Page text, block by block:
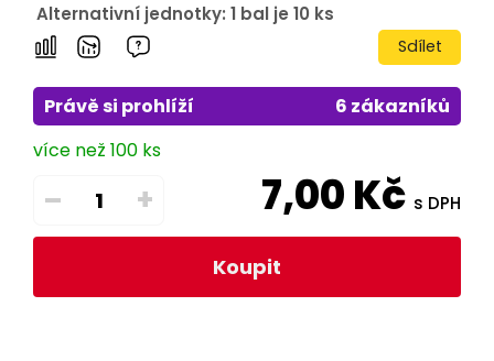
Alternativní jednotky: 1 bal je 10 ks
Sdílet
Právě si prohlíží
6 zákazníků
více než 100 ks
– + 7,00Kč s DPH
Koupit